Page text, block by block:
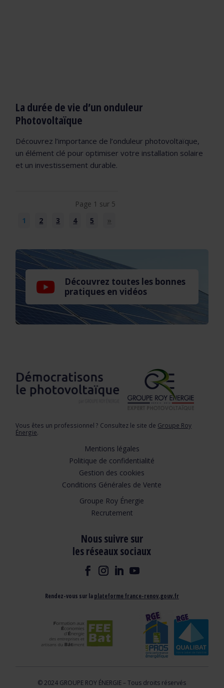
La durée de vie d’un onduleur
Photovoltaïque
Découvrez l’importance de l’onduleur photovoltaïque,
un élément clé pour optimiser votre installation solaire
et un investissement durable.
Page 1 sur 5
1
2 3 4 5 »
Découvrez toutes les bonnes
pratiques en vidéos
Vous êtes un professionnel ? Consultez le site de Groupe Roy
Énergie.
Mentions légales
Politique de confidentialité
Gestion des cookies
Conditions Générales de Vente
Groupe Roy Énergie
Recrutement
Nous suivre sur
les réseaux sociaux
Rendez-vous sur laplateforme france-renov.gouv.fr
© 2024 GROUPE ROY ÉNERGIE – Tous droits réservés